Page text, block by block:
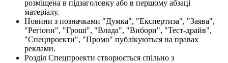
розміщена в підзаголовку або в першому абзаці
матеріалу.
Новини з позначками "Думка", "Експертиза", "Заява",
"Регіони", "Гроші", "Влада", "Вибори", "Тест-драйв",
"Спецпроекти", "Промо" публікуються на правах
реклами.
Розділ Спецпроекти створюється спільно з